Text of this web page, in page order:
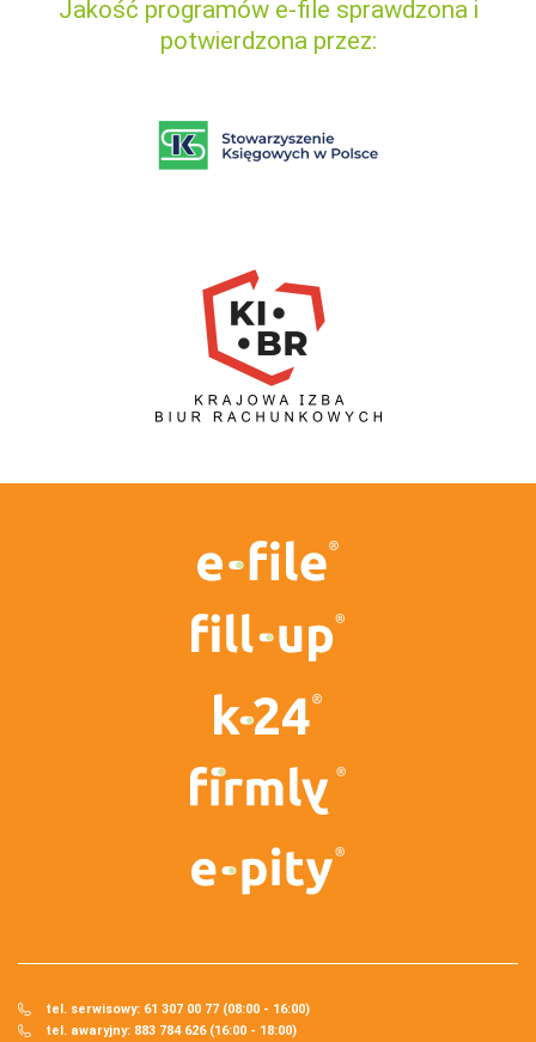
Jakość programów e-file sprawdzona i
potwierdzona przez:
tel. serwisowy: 61 307 00 77 (08:00 - 16:00)
tel. awaryjny: 883 784 626 (16:00 - 18:00)